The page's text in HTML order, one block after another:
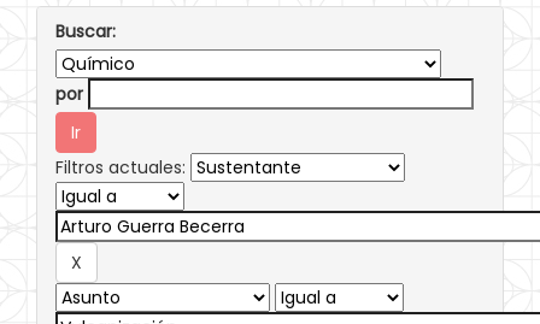
Buscar:
por
Filtros actuales: